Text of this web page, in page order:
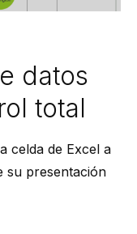
datos
total
celda de Excel a
su presentación